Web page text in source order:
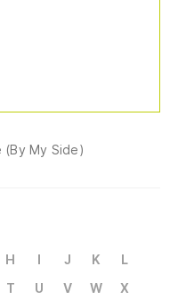
My Side)
H I J K
L
T U V W
X